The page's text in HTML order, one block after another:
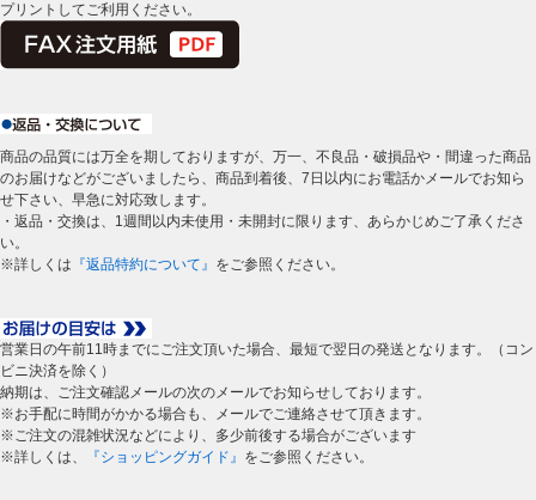
プリントしてご利用ください。
商品の品質には万全を期しておりますが、万一、不良品・破損品や・間違った商品
のお届けなどがございましたら、商品到着後、7日以内にお電話かメールでお知ら
せ下さい、早急に対応致します。
・返品・交換は、1週間以内未使用・未開封に限ります、あらかじめご了承くださ
い。
※詳しくは 『返品特約について』 をご参照ください。
営業日の午前11時までにご注文頂いた場合、最短で翌日の発送となります。（コン
ビニ決済を除く）
納期は、ご注文確認メールの次のメールでお知らせしております。
※お手配に時間がかかる場合も、メールでご連絡させて頂きます。
※ご注文の混雑状況などにより、多少前後する場合がございます
※詳しくは、
『ショッピングガイド』 をご参照ください。